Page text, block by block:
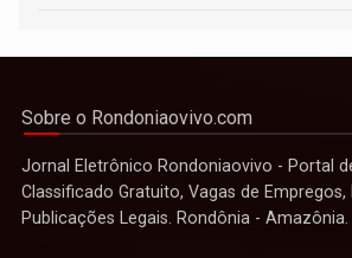
Sobre o Rondoniaovivo.com
Jornal Eletrônico Rondoniaovivo - Portal
Classificado Gratuito, Vagas de Empregos,
Publicações Legais. Rondônia - Amazônia.